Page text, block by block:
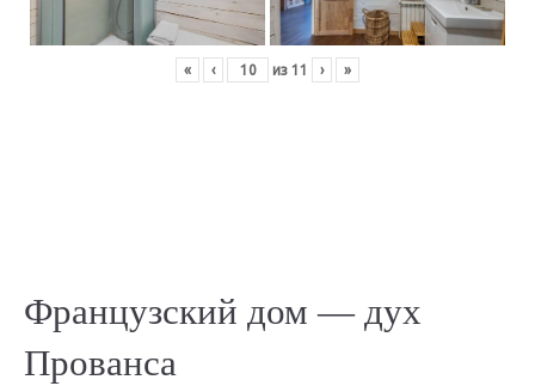
« ‹ из 11 › »
Французский дом — дух
Прованса